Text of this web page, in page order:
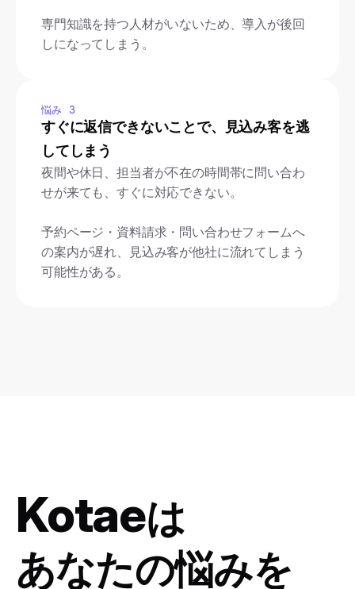
専門知識を持つ人材がいないため、導入が後回
しになってしまう。
悩み 3
すぐに返信できないことで、見込み客を逃
してしまう
夜間や休日、担当者が不在の時間帯に問い合わ
せが来ても、すぐに対応できない。
予約ページ・資料請求・問い合わせフォームへ
の案内が遅れ、見込み客が他社に流れてしまう
可能性がある。
Kotaeは
あなたの悩みを